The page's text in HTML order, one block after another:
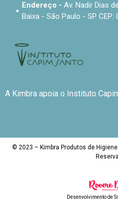
Endereço -Av. Nadir Dias
Baixa - São Paulo - SP CEP:
A Kimbra apoia o Instituto
© 2023 – Kimbra Produtos de
Desenvolvimento de